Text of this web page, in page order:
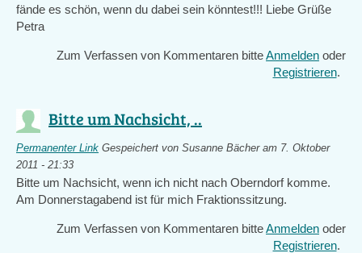
fände es schön, wenn du dabei sein könntest!!! Liebe Grüße
Petra
Zum Verfassen von Kommentaren bitteAnmelden oder
Registrieren.
Bitte um Nachsicht, ..
Permanenter Link Gespeichert von Susanne Bächeram 7. Oktober
2011 - 21:33
Bitte um Nachsicht, wenn ich nicht nach Oberndorf komme.
Am Donnerstagabend ist für mich Fraktionssitzung.
Zum Verfassen von Kommentaren bitteAnmelden oder
Registrieren.